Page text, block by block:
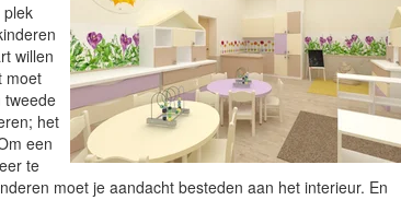
plek
willen
moet
tweede
het
een
te
moet je aandacht besteden aan het interieur. En